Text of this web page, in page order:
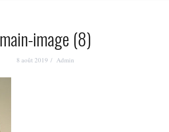
main-image (8)
8 août 2019 Admin